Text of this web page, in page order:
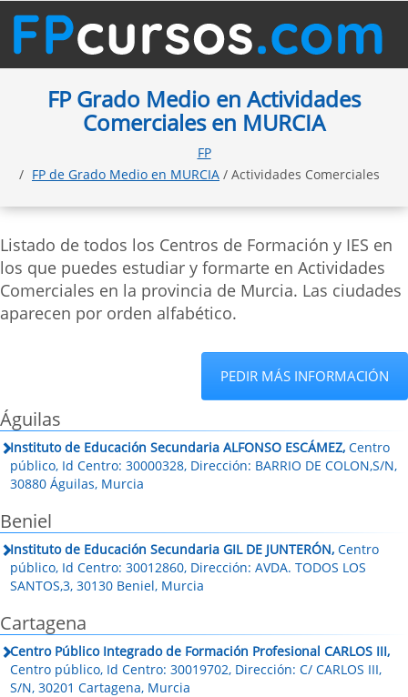
FP Grado Medio en Actividades
Comerciales en MURCIA
FP
FP de Grado Medio en MURCIA / Actividades Comerciales
Listado de todos los Centros de Formación y IES en
los que puedes estudiar y formarte en Actividades
Comerciales en la provincia de Murcia. Las ciudades
aparecen por orden alfabético.
PEDIR MÁS INFORMACIÓN
Águilas
Instituto de Educación Secundaria ALFONSO ESCÁMEZ, Centro
público, Id Centro: 30000328, Dirección: BARRIO DE COLON,S/N,
30880 Águilas, Murcia
Beniel
Instituto de Educación Secundaria GIL DE JUNTERÓN, Centro
público, Id Centro: 30012860, Dirección: AVDA. TODOS LOS
SANTOS,3, 30130 Beniel, Murcia
Cartagena
Centro Público Integrado de Formación Profesional CARLOS III,
Centro público, Id Centro: 30019702, Dirección: C/ CARLOS III,
S/N, 30201 Cartagena, Murcia